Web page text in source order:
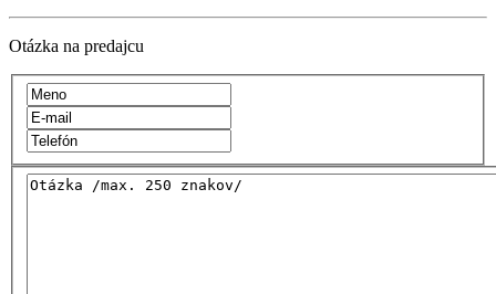
Otázka na predajcu